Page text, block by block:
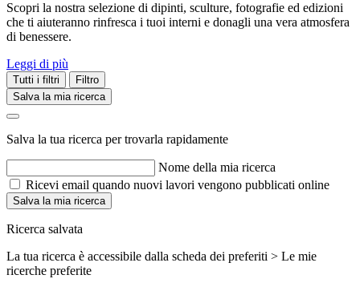
Scopri la nostra selezione di dipinti, sculture, fotografie ed edizioni
che ti aiuteranno rinfresca i tuoi interni e donagli una vera atmosfera
di benessere.
Leggi di più
Tutti i filtri
Filtro
Salva la mia ricerca
Salva la tua ricerca per trovarla rapidamente
Nome della mia ricerca
Ricevi email quando nuovi lavori vengono pubblicati online
Salva la mia ricerca
Ricerca salvata
La tua ricerca è accessibile dalla scheda dei preferiti > Le mie
ricerche preferite